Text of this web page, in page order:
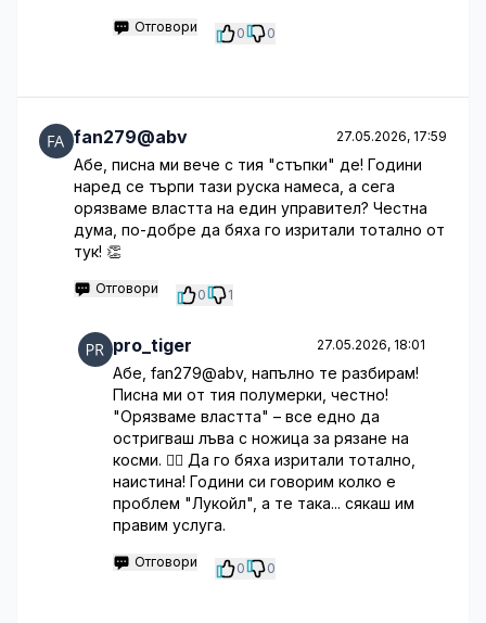
Отговори 0 0
fan279@abv 27.05.2026, 17:59
Абе, писна ми вече с тия "стъпки" де! Години
наред се търпи тази руска намеса, а сега
орязваме властта на един управител? Честна
дума, по-добре да бяха го изритали тотално от
тук! 👏
Отговори 0 1
pro_tiger 27.05.2026, 18:01
Абе, fan279@abv, напълно те разбирам!
Писна ми от тия полумерки, честно!
"Орязваме властта" – все едно да
остригваш лъва с ножица за рязане на
косми. 🤦‍♀️ Да го бяха изритали тотално,
наистина! Години си говорим колко е
проблем "Лукойл", а те така... сякаш им
правим услуга.
Отговори 0 0